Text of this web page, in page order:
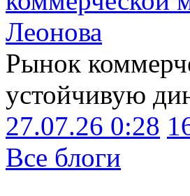
Леонова
Рынок
устойчивую
27.07.26 0:28
Все блоги